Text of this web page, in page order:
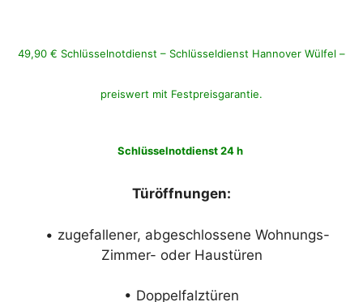
49,90 € Schlüsselnotdienst – Schlüsseldienst Hannover Wülfel –
preiswert mit Festpreisgarantie.
Schlüsselnotdienst 24 h
Türöffnungen:
• zugefallener, abgeschlossene Wohnungs-
Zimmer- oder Haustüren
• Doppelfalztüren